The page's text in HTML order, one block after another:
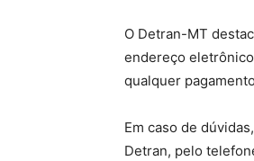
O Detran-MT
endereço
qualquer
Em caso de
Detran, pelo